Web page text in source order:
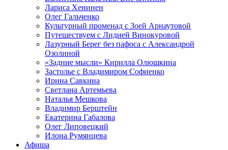
Лариса Хенинен
Олег Гальченко
Культурный променад с Зоей Арнаутовой
Путешествуем с Лидией Винокуровой
Лазурный Берег без пафоса с Александрой
Озолиной
«Задние мысли» Кирилла Олюшкина
Застолье с Владимиром Софиенко
Ирина Савкина
Светлана Артемьева
Наталья Мешкова
Владимир Берштейн
Екатерина Габалова
Олег Липовецкий
Илона Румянцева
Афиша